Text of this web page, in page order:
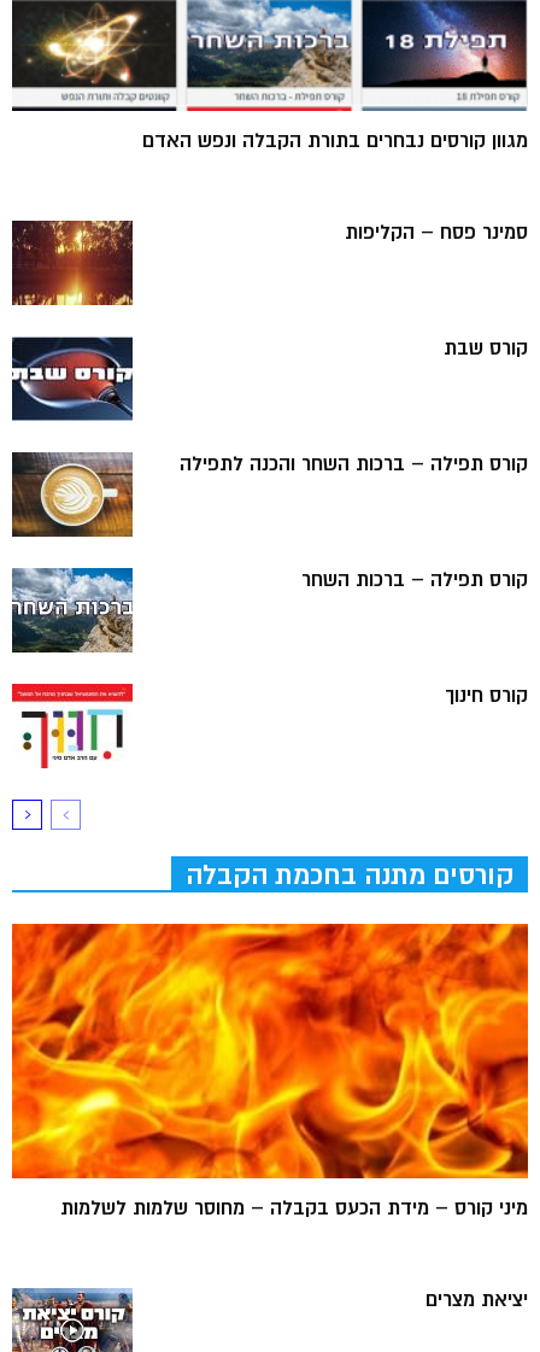
מגוון קורסים נבחרים בתורת הקבלה ונפש האדם
סמינר פסח – הקליפות
קורס שבת
קורס תפילה – ברכות השחר והכנה לתפילה
קורס תפילה – ברכות השחר
קורס חינוך
קורסים מתנה בחכמת הקבלה
מיני קורס – מידת הכעס בקבלה – מחוסר שלמות לשלמות
יציאת מצרים